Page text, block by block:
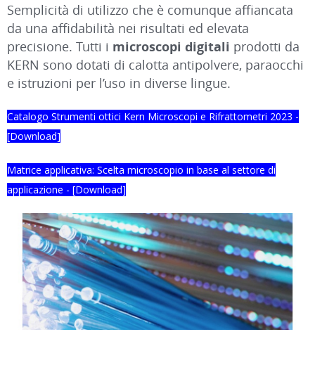
Semplicità di utilizzo che è comunque affiancata
da una affidabilità nei risultati ed elevata
precisione. Tutti i microscopi digitali prodotti da
KERN sono dotati di calotta antipolvere, paraocchi
e istruzioni per l’uso in diverse lingue.
Catalogo Strumenti ottici Kern Microscopi e Rifrattometri 2023 -
[Download]
Matrice applicativa: Scelta microscopio in base al settore di
applicazione - [Download]